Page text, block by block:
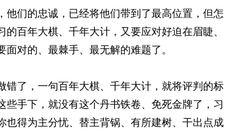
他们的忠诚，已经将他们带到了最高位置，但怎
百年大棋、千年大计，又要应对好迫在眉睫、
对的、最棘手、最无解的难题了。
错了，一句百年大棋、千年大计，就将评判的标
手下，就没有这个丹书铁卷、免死金牌了，习
也得为主分忧、替主背锅、有所建树、干出点成